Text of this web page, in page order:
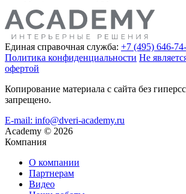
Единая справочная служба: +7 (495) 646-
Политика конфиденциальности Не
офертой
Копирование материала с сайта без
запрещено.
E-mail: info@dveri-academy.ru
Academy © 2026
Компания
О компании
Партнерам
Видео